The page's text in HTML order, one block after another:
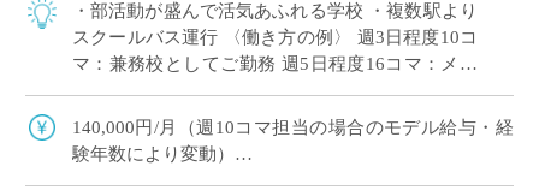
・部活動が盛んで活気あふれる学校 ・複数駅より
スクールバス運行 〈働き方の例〉 週3日程度10コ
マ：兼務校としてご勤務 週5日程度16コマ：メイ
140,000円/月（週10コマ担当の場合のモデル給与・経
験年数により変動）